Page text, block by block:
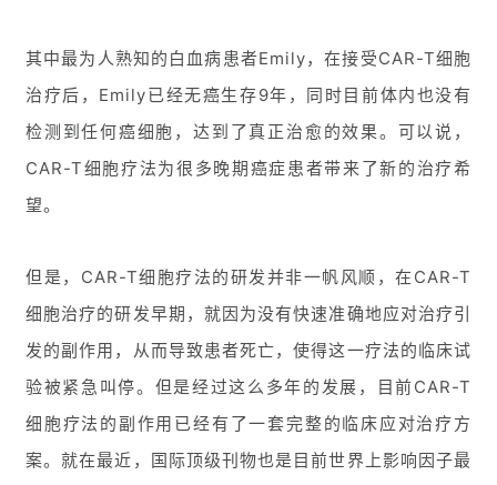
其中最为人熟知的白血病患者Emily，在接受CAR-T细胞
治疗后，Emily已经无癌生存9年，同时目前体内也没有
检测到任何癌细胞，达到了真正治愈的效果。可以说，
CAR-T细胞疗法为很多晚期癌症患者带来了新的治疗希
望。
但是，CAR-T细胞疗法的研发并非一帆风顺，在CAR-T
细胞治疗的研发早期，就因为没有快速准确地应对治疗引
发的副作用，从而导致患者死亡，使得这一疗法的临床试
验被紧急叫停。但是经过这么多年的发展，目前CAR-T
细胞疗法的副作用已经有了一套完整的临床应对治疗方
案。就在最近，国际顶级刊物也是目前世界上影响因子最